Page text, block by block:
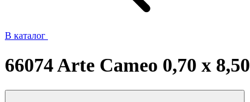
В каталог
66074 Arte Cameo 0,70 х 8,50